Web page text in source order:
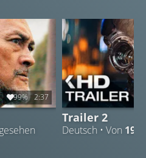
99% 2:37
gesehen
Trailer 2
Deutsch • Von